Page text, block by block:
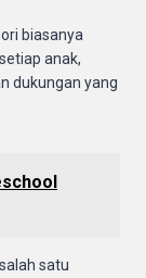
biasanya
anak,
dukungan yang
satu